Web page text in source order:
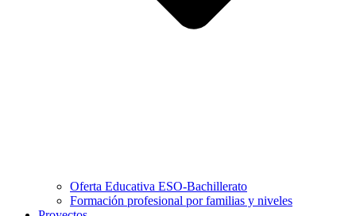
Oferta Educativa ESO-Bachillerato
Formación profesional por familias y niveles